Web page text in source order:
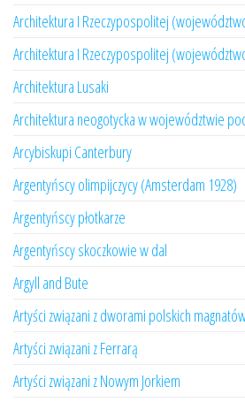
Architektura I Rzeczypospolitej
Architektura I Rzeczypospolitej
Architektura Lusaki
Architektura neogotycka w województwie
Arcybiskupi Canterbury
Argentyńscy olimpijczycy (Amsterdam 1928)
Argentyńscy płotkarze
Argentyńscy skoczkowie w dal
Argyll and Bute
Artyści związani z dworami polskich
Artyści związani z Ferrarą
Artyści związani z Nowym Jorkiem